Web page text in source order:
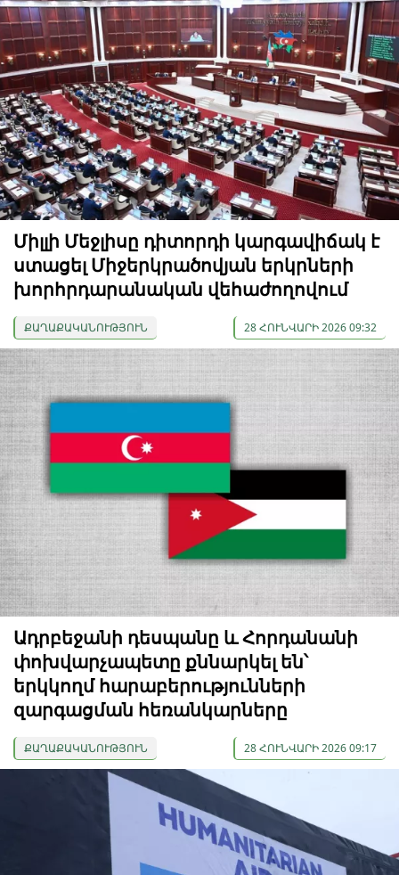
Միլլի Մեջլիսը դիտորդի կարգավիճակ է
ստացել Միջերկրածովյան երկրների
խորհրդարանական վեհաժողովում
ՔԱՂԱՔԱԿԱՆՈՒԹՅՈՒՆ 28 ՀՈՒՆՎԱՐԻ 2026 09:32
Ադրբեջանի դեսպանը և Հորդանանի
փոխվարչապետը քննարկել են՝
երկկողմ հարաբերությունների
զարգացման հեռանկարները
ՔԱՂԱՔԱԿԱՆՈՒԹՅՈՒՆ 28 ՀՈՒՆՎԱՐԻ 2026 09:17